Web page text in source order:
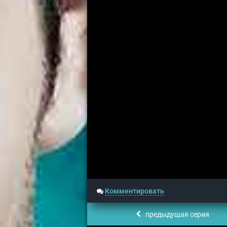
Комментировать
предыдущая серия